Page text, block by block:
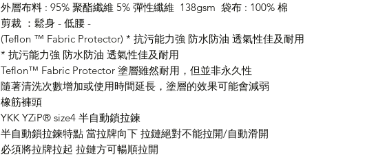
外層布料 : 95% 聚酯纖維 5% 彈性纖維 138gsm 袋布 : 100% 棉
剪裁 ：鬆身 - 低腰 -
(Teflon ™ Fabric Protector) * 抗污能力強 防水防油 透氣性佳及耐用
* 抗污能力強 防水防油 透氣性佳及耐用
Teflon™ Fabric Protector 塗層雖然耐用，但並非永久性
隨著清洗次數增加或使用時間延長，塗層的效果可能會減弱
橡筋褲頭
YKK YZiP® size4 半自動鎖拉鍊
半自動鎖拉鍊特點 當拉牌向下 拉鏈絕對不能拉開/自動滑開
必須將拉牌拉起 拉鏈方可暢順拉開